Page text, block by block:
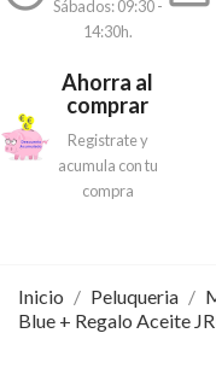
Sábados: 09:30 -
14:30h.
Ahorra al
comprar
Registrate y
acumula con tu
compra
Inicio Peluqueria
Blue + Regalo Aceite